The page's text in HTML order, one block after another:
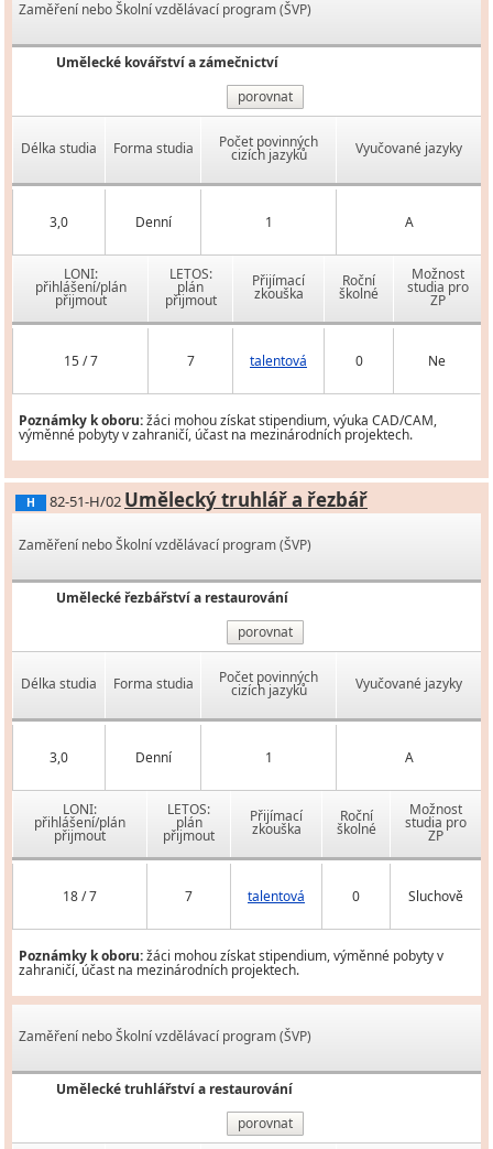
Zaměření nebo Školní vzdělávací program (ŠVP)
Umělecké kovářství a zámečnictví
porovnat
Délka studia Forma studia Počet povinných
cizích jazyků Vyučované jazyky
3,0 Denní 1 A
LONI:
přihlášení/plán
přijmout
LETOS:
plán
přijmout
Přijímací
zkouška
Roční
školné
Možnost
studia pro
ZP
15 / 7 7 talentová 0 Ne
Poznámky k oboru:žáci mohou získat stipendium, výuka CAD/CAM,
výměnné pobyty v zahraničí, účast na mezinárodních projektech.
H 82-51-H/02 Umělecký truhlář a řezbář
Zaměření nebo Školní vzdělávací program (ŠVP)
Umělecké řezbářství a restaurování
porovnat
Délka studia Forma studia Počet povinných
cizích jazyků Vyučované jazyky
3,0 Denní 1 A
LONI:
přihlášení/plán
přijmout
LETOS:
plán
přijmout
Přijímací
zkouška
Roční
školné
Možnost
studia pro
ZP
18 / 7 7 talentová 0 Sluchově
Poznámky k oboru:žáci mohou získat stipendium, výměnné pobyty v
zahraničí, účast na mezinárodních projektech.
Zaměření nebo Školní vzdělávací program (ŠVP)
Umělecké truhlářství a restaurování
porovnat